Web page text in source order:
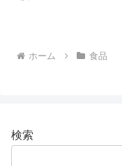
ホーム 食品
検索